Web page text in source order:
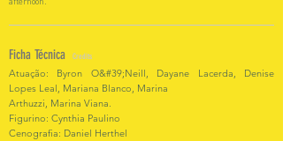
Ficha Técnica Credits
Atuação: Byron O&#39;Neill, Dayane Lacerda, Denise
Lopes Leal, Mariana Blanco, Marina
Arthuzzi, Marina Viana.
Figurino: Cynthia Paulino
Cenografia: Daniel Herthel